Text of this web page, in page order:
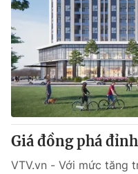
VTV Sức khoẻ
Thị trường 24h
VTV4
Giá đồng phá
VTV.vn - Với mức tăng